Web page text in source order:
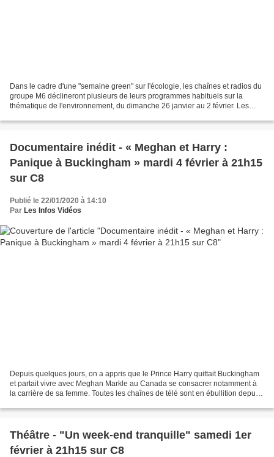
Dans le cadre d'une "semaine green" sur l'écologie, les chaînes et radios du
groupe M6 déclineront plusieurs de leurs programmes habituels sur la
thématique de l'environnement, du dimanche 26 janvier au 2 février. Les
Documentaire inédit - « Meghan et Harry :
Panique à Buckingham » mardi 4 février à 21h15
sur C8
Publié le 22/01/2020 à 14:10
Par Les Infos Vidéos
Depuis quelques jours, on a appris que le Prince Harry quittait Buckingham
et partait vivre avec Meghan Markle au Canada se consacrer notamment à
la carrière de sa femme. Toutes les chaînes de télé sont en ébullition depuis
Théâtre - "Un week-end tranquille" samedi 1er
février à 21h15 sur C8